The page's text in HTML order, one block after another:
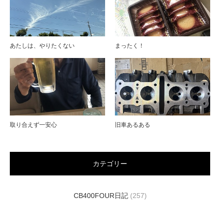
あたしは、やりたくない まったく！
取り合えず一安心 旧車あるある
カテゴリー
CB400FOUR日記(257)